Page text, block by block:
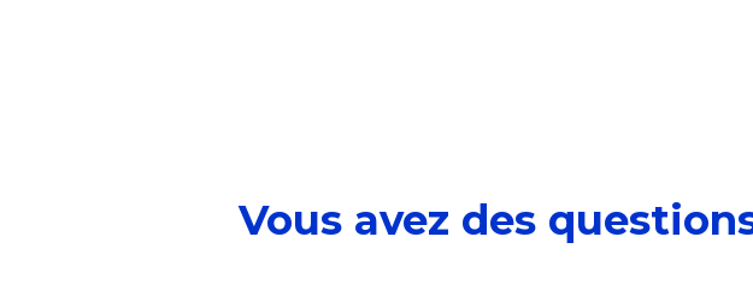
Vous avez des